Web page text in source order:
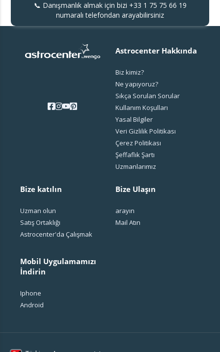
📞 Danışmanlık almak için bizi +33 1 75 75 66 19
numaralı telefondan arayabilirsiniz
Astrocenter Hakkında
Biz kimiz?
Ne yapıyoruz?
Sıkça Sorulan Sorular
Kullanım Koşulları
Yasal Bilgiler
Veri Gizlilik Politikası
Çerez Politikası
Şeffaflık Şartı
Uzmanlarımız
Bize katılın
Uzman olun
Satış Ortaklığı
Astrocenter'da Çalışmak
Mobil Uygulamamızı
İndirin
Iphone
Android
Bize Ulaşın
arayın
Mail Atın